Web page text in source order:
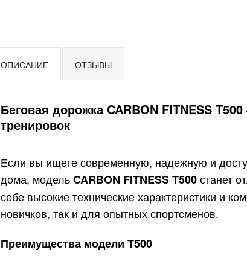
ОПИСАНИЕ ОТЗЫВЫ
Беговая дорожка CARBON FITNESS
тренировок
Если вы ищете современную, надежную и
дома, модельCARBON FITNESS T500станет
себе высокие технические характеристики и
новичков, так и для опытных спортсменов.
Преимущества модели T500